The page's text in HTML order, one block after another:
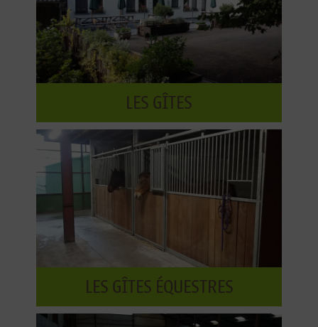
LES GÎTES
LES GÎTES ÉQUESTRES